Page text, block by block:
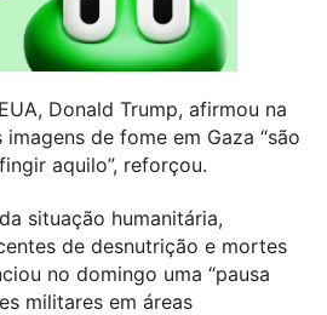
Donald Trump, afirmou na
de fome em Gaza “são
aquilo”, reforçou.
situação humanitária,
de desnutrição e mortes
no domingo uma “pausa
militares em áreas